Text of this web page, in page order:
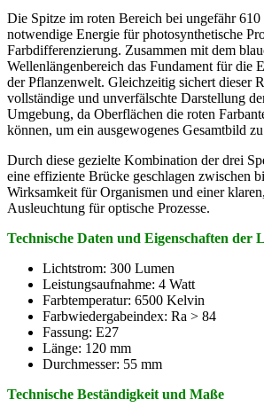
Die Spitze im roten Bereich bei ungefähr
notwendige Energie für photosynthetische
Farbdifferenzierung. Zusammen mit dem
Wellenlängenbereich das Fundament für die
der Pflanzenwelt. Gleichzeitig sichert dieser
vollständige und unverfälschte Darstellung
Umgebung, da Oberflächen die roten
können, um ein ausgewogenes Gesamtbild
Durch diese gezielte Kombination der drei
eine effiziente Brücke geschlagen zwischen
Wirksamkeit für Organismen und einer
Ausleuchtung für optische Prozesse.
Technische Daten und Eigenschaften der
Lichtstrom: 300 Lumen
Leistungsaufnahme: 4 Watt
Farbtemperatur: 6500 Kelvin
Farbwiedergabeindex: Ra > 84
Fassung: E27
Länge: 120 mm
Durchmesser: 55 mm
Technische Beständigkeit und Maße